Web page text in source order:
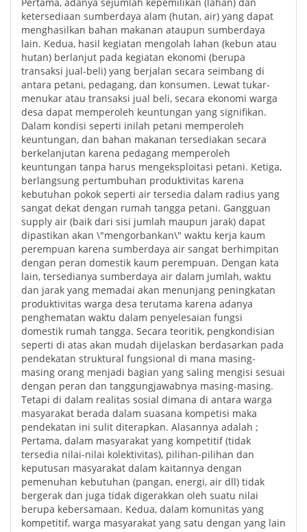
ketersediaan sumberdaya alam (hutan, air) yang dapat
menghasilkan bahan makanan ataupun sumberdaya
lain. Kedua, hasil kegiatan mengolah lahan (kebun atau
hutan) berlanjut pada kegiatan ekonomi (berupa
transaksi jual-beli) yang berjalan secara seimbang di
antara petani, pedagang, dan konsumen. Lewat tukar-
menukar atau transaksi jual beli, secara ekonomi warga
desa dapat memperoleh keuntungan yang signifikan.
Dalam kondisi seperti inilah petani memperoleh
keuntungan, dan bahan makanan tersediakan secara
berkelanjutan karena pedagang memperoleh
keuntungan tanpa harus mengeksploitasi petani. Ketiga,
berlangsung pertumbuhan produktivitas karena
kebutuhan pokok seperti air tersedia dalam radius yang
sangat dekat dengan rumah tangga petani. Gangguan
supply air (baik dari sisi jumlah maupun jarak) dapat
dipastikan akan \"mengorbankan\" waktu kerja kaum
perempuan karena sumberdaya air sangat berhimpitan
dengan peran domestik kaum perempuan. Dengan kata
lain, tersedianya sumberdaya air dalam jumlah, waktu
dan jarak yang memadai akan menunjang peningkatan
produktivitas warga desa terutama karena adanya
penghematan waktu dalam penyelesaian fungsi
domestik rumah tangga. Secara teoritik, pengkondisian
seperti di atas akan mudah dijelaskan berdasarkan pada
pendekatan struktural fungsional di mana masing-
masing orang menjadi bagian yang saling mengisi sesuai
dengan peran dan tanggungjawabnya masing-masing.
Tetapi di dalam realitas sosial dimana di antara warga
masyarakat berada dalam suasana kompetisi maka
pendekatan ini sulit diterapkan. Alasannya adalah ;
Pertama, dalam masyarakat yang kompetitif (tidak
tersedia nilai-nilai kolektivitas), pilihan-pilihan dan
keputusan masyarakat dalam kaitannya dengan
pemenuhan kebutuhan (pangan, energi, air dll) tidak
bergerak dan juga tidak digerakkan oleh suatu nilai
berupa kebersamaan. Kedua, dalam komunitas yang
kompetitif, warga masyarakat yang satu dengan yang lain